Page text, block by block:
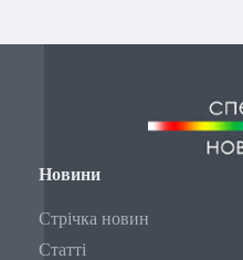
Новини
Стрічка новин
Статті